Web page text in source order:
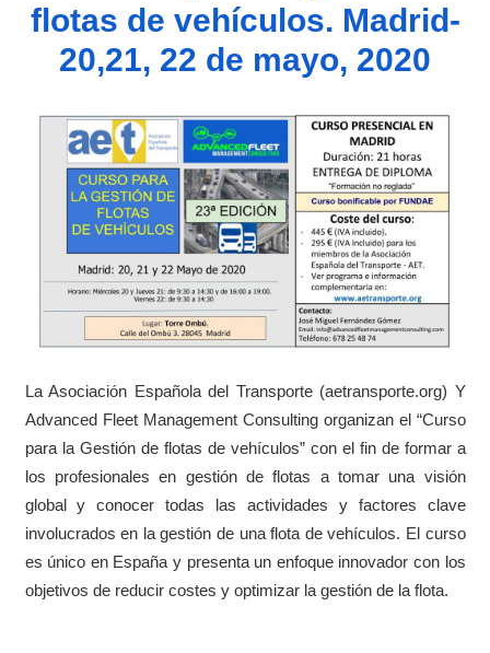
flotas de vehículos. Madrid-
20,21, 22 de mayo, 2020
La Asociación Española del Transporte (aetransporte.org) Y
Advanced Fleet Management Consulting organizan el “Curso
para la Gestión de flotas de vehículos” con el fin de formar a
los profesionales en gestión de flotas a tomar una visión
global y conocer todas las actividades y factores clave
involucrados en la gestión de una flota de vehículos. El curso
es único en España y presenta un enfoque innovador con los
objetivos de reducir costes y optimizar la gestión de la flota.